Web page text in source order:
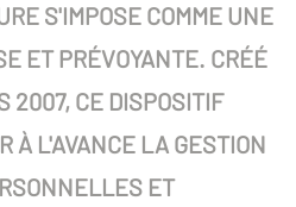
S'IMPOSE COMME UNE
ET PRÉVOYANTE. CRÉÉ
2007, CE DISPOSITIF
À L'AVANCE LA GESTION
ET